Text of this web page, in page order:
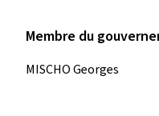
Membre du
MISCHO Georges